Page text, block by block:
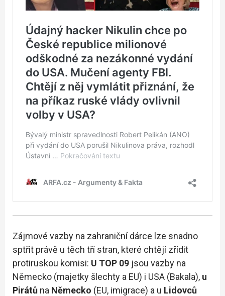
Zájmové vazby na zahraniční dárce lze snadno
sptřit právě u těch tří stran, které chtějí zřídit
protiruskou komisi: U TOP 09 jsou vazby na
Německo (majetky šlechty a EU) i USA (Bakala), u
Pirátů na Německo (EU, imigrace) a u Lidovců